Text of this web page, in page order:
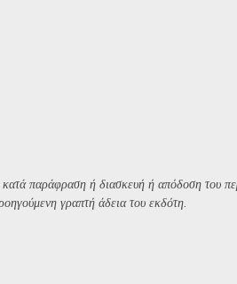
παράφραση ή διασκευή ή απόδοση του
γραπτή άδεια του εκδότη.